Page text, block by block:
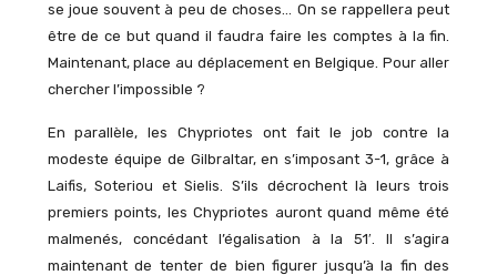
se joue souvent à peu de choses… On se rappellera peut
être de ce but quand il faudra faire les comptes à la fin.
Maintenant, place au déplacement en Belgique. Pour aller
chercher l’impossible ?
En parallèle, les Chypriotes ont fait le job contre la
modeste équipe de Gilbraltar, en s’imposant 3-1, grâce à
Laifis, Soteriou et Sielis. S’ils décrochent là leurs trois
premiers points, les Chypriotes auront quand même été
malmenés, concédant l’égalisation à la 51′. Il s’agira
maintenant de tenter de bien figurer jusqu’à la fin des